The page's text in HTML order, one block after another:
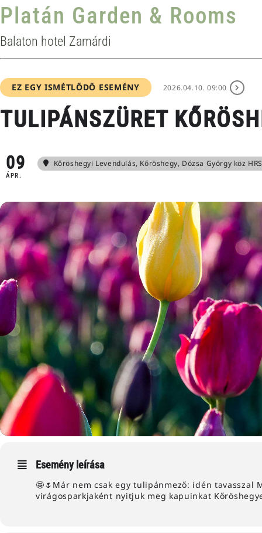
Platán Garden & Rooms
Balaton hotel Zamárdi
EZ EGY ISMÉTLŐDŐ ESEMÉNY 2026.04.10. 09:00
TULIPÁNSZÜRET
09
ÁPR.
Kőröshegyi Levendulás, Kőröshegy, Dózsa György köz
Esemény leírása
🤩🌷Már nem csak egy tulipánmező: idén
virágosparkjaként nyitjuk meg kapuinkat